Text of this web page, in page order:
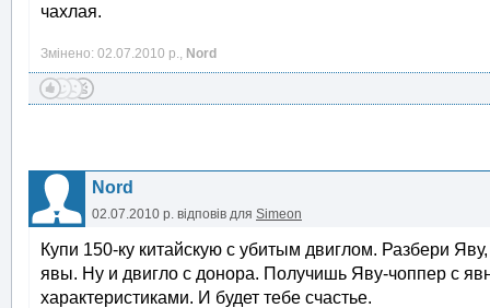
чахлая.
Змінено: 02.07.2010 р., Nord
Nord
02.07.2010 р. відповів для Simeon
Купи 150-ку китайскую с убитым двиглом. Разбери
явы. Ну и двигло с донора. Получишь Яву-чоппер с
характеристиками. И будет тебе счастье.